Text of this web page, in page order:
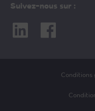
Suivez-nous sur :
LinkedinFacebook
Conditions